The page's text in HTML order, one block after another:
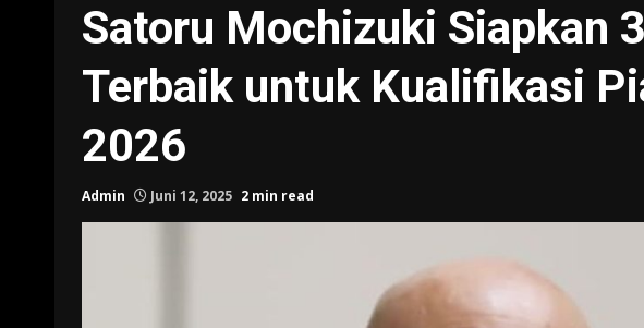
Satoru Mochizuki Siapkan
Terbaik untuk Kualifikasi
2026
Admin Juni 12, 2025 2 min read